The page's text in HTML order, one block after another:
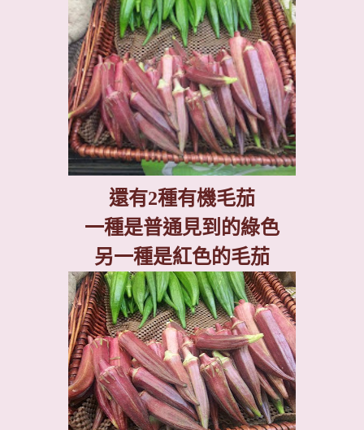
還有2種有機毛茄
一種是普通見到的綠色
另一種是紅色的毛茄